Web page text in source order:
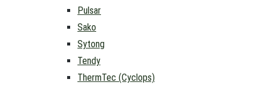
Pulsar
Sako
Sytong
Tendy
ThermTec (Cyclops)